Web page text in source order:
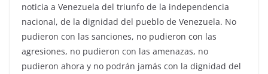
noticia a Venezuela del triunfo de la independencia
nacional, de la dignidad del pueblo de Venezuela. No
pudieron con las sanciones, no pudieron con las
agresiones, no pudieron con las amenazas, no
pudieron ahora y no podrán jamás con la dignidad del